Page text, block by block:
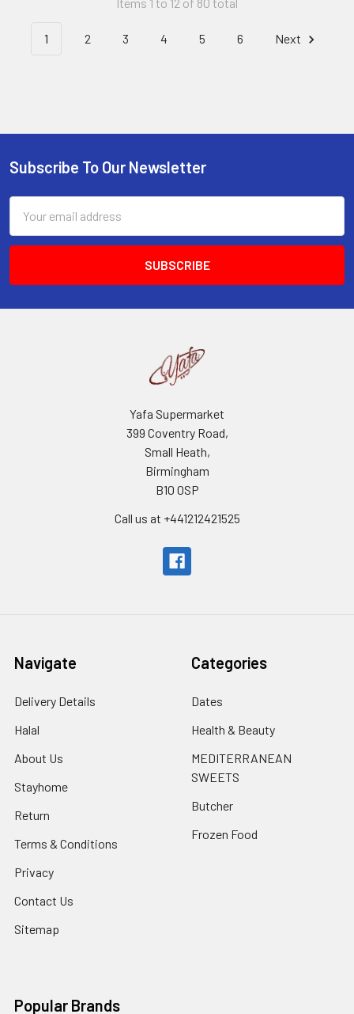
1 2 3 4 5 6 Next
Footer
Subscribe To Our Newsletter
Address
Yafa Supermarket
399 Coventry Road,
Small Heath,
Birmingham
B10 0SP
Call us at +441212421525
Navigate
Delivery Details
Halal
About Us
Stayhome
Return
Terms & Conditions
Privacy
Contact Us
Sitemap
Categories
Dates
Health & Beauty
MEDITERRANEAN
SWEETS
Butcher
Frozen Food
Popular Brands